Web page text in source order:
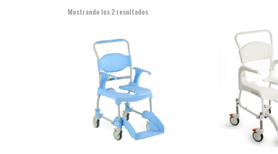
Mostrando los 2 resultados